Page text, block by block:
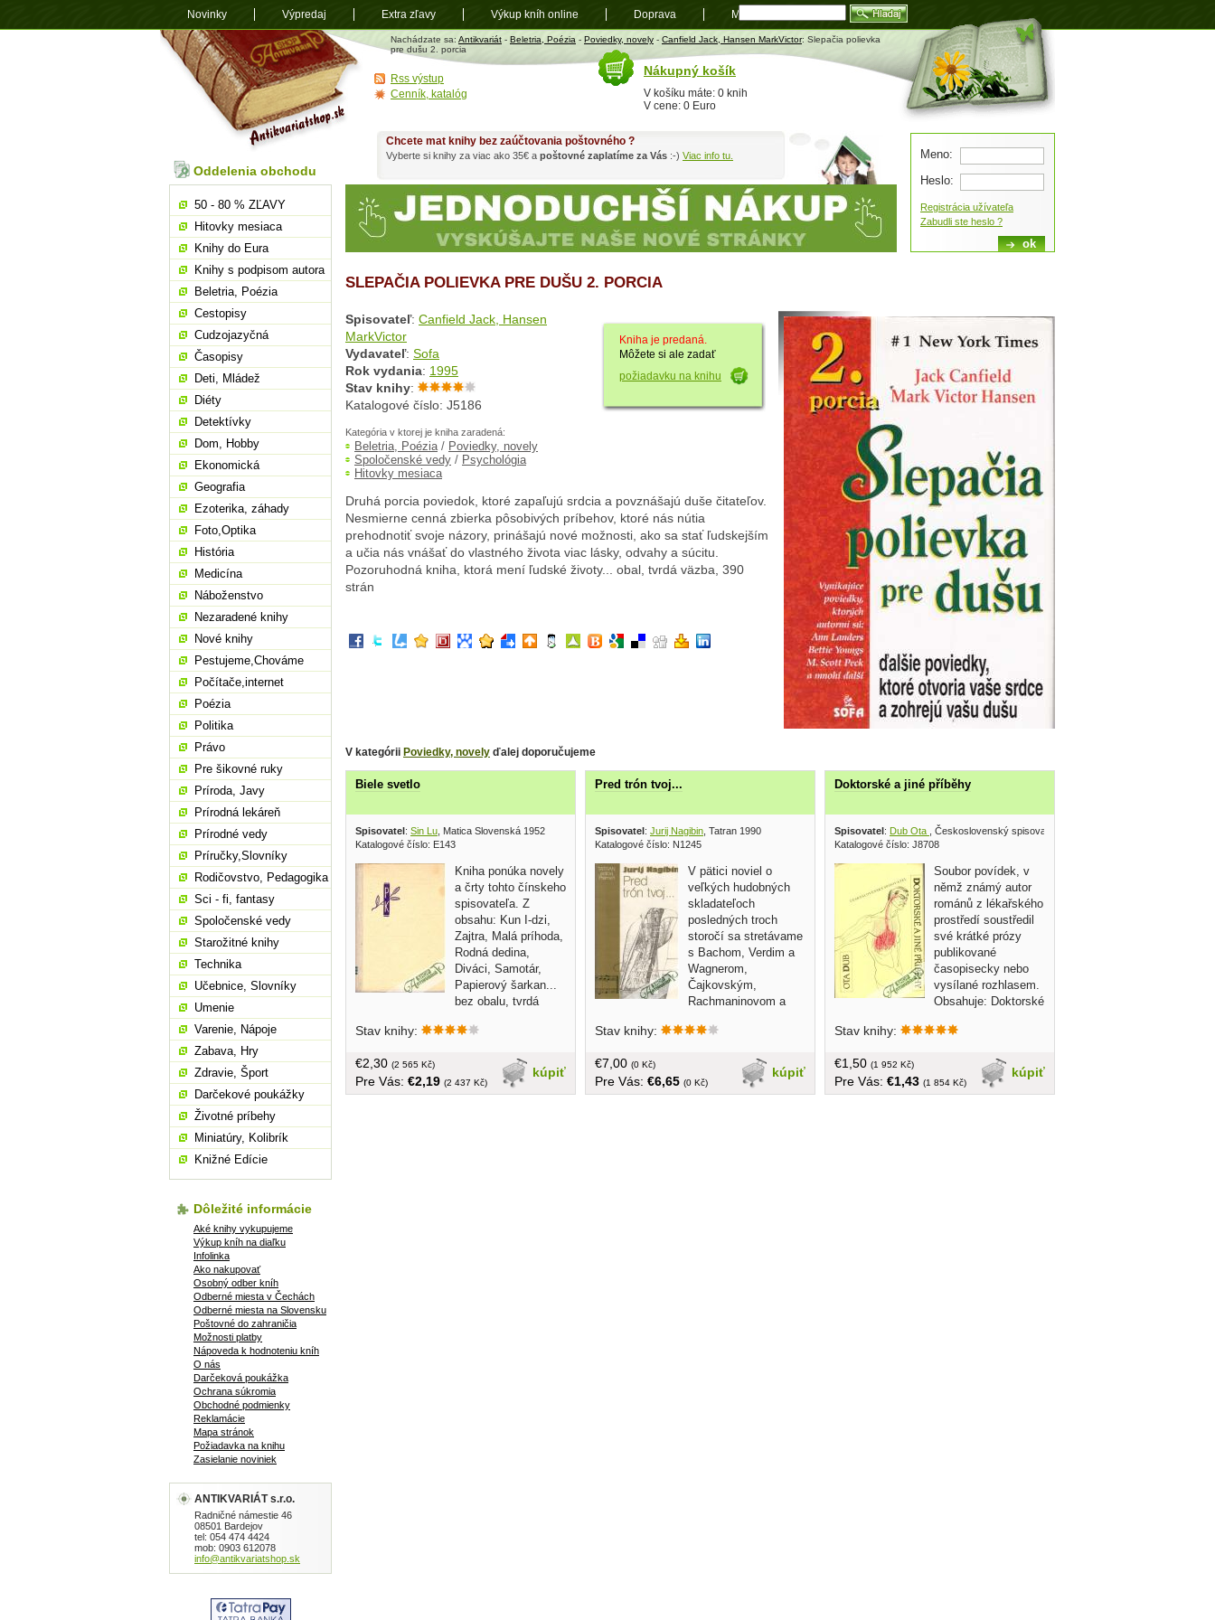
Antikvariát
shop.sk
Nachádzate sa: Antikvariát - Beletria, Poézia - Poviedky, novely - Canfield Jack, Hansen MarkVictor: Slepačia polievka
pre dušu 2. porcia
SLEPAČIA POLIEVKA PRE DUŠU 2. PORCIA
Kniha je predaná.
Môžete si ale zadať
požiadavku na knihu
Spisovateľ: Canfield Jack, Hansen
MarkVictor
Vydavateľ: Sofa
Rok vydania: 1995
Stav knihy:
Katalogové číslo: J5186
Kategória v ktorej je kniha zaradená:
Beletria, Poézia/ Poviedky, novely
Spoločenské vedy / Psychológia
Hitovky mesiaca
Druhá porcia poviedok, ktoré zapaľujú srdcia a povznášajú duše čitateľov.
Nesmierne cenná zbierka pôsobivých príbehov, ktoré nás nútia
prehodnotiť svoje názory, prinášajú nové možnosti, ako sa stať ľudskejším
a učia nás vnášať do vlastného života viac lásky, odvahy a súcitu.
Pozoruhodná kniha, ktorá mení ľudské životy... obal, tvrdá väzba, 390
strán
V kategórii Poviedky, novely ďalej doporučujeme
Biele svetlo
Spisovatel: Sin Lu , Matica Slovenská 1952
Katalogové číslo: E143
Kniha ponúka novely
a črty tohto čínskeho
spisovateľa. Z
obsahu: Kun I-dzi,
Zajtra, Malá príhoda,
Rodná dedina,
Diváci, Samotár,
Papierový šarkan...
bez obalu, tvrdá
Stav knihy:
kúpiť
€2,30 (2 565 Kč)
Pre Vás: €2,19 (2 437 Kč)
Pred trón tvoj...
Spisovatel: Jurij Nagibin , Tatran 1990
Katalogové číslo: N1245
V pätici noviel o
veľkých hudobných
skladateľoch
posledných troch
storočí sa stretávame
s Bachom, Verdim a
Wagnerom,
Čajkovským,
Rachmaninovom a
obalom, 336 strán
Stav knihy:
kúpiť
€7,00 (0 Kč)
Pre Vás: €6,65 (0 Kč)
Doktorské a jiné příběhy
Spisovatel: Dub Ota
, Československý spisovatel 1989
Katalogové číslo: J8708
Soubor povídek, v
němž známý autor
románů z lékařského
prostředí soustředil
své krátké prózy
publikované
časopisecky nebo
vysílané rozhlasem.
Obsahuje: Doktorské
míru, Ohlédnutí do daleké historie...
Stav knihy:
kúpiť
€1,50 (1 952 Kč)
Pre Vás: €1,43 (1 854 Kč)
Chcete mat knihy bez zaúčtovania poštovného ?
Vyberte si knihy za viac ako 35€ a poštovné zaplatíme za Vás :-) Viac info tu.
Oddelenia obchodu
50 - 80 % ZĽAVY
Hitovky mesiaca
Knihy do Eura
Knihy s podpisom autora
Beletria, Poézia
Cestopisy
Cudzojazyčná
Časopisy
Deti, Mládež
Diéty
Detektívky
Dom, Hobby
Ekonomická
Geografia
Ezoterika, záhady
Foto,Optika
História
Medicína
Náboženstvo
Nezaradené knihy
Nové knihy
Pestujeme,Chováme
Počítače,internet
Poézia
Politika
Právo
Pre šikovné ruky
Príroda, Javy
Prírodná lekáreň
Prírodné vedy
Príručky,Slovníky
Rodičovstvo, Pedagogika
Sci - fi, fantasy
Spoločenské vedy
Starožitné knihy
Technika
Učebnice, Slovníky
Umenie
Varenie, Nápoje
Zabava, Hry
Zdravie, Šport
Darčekové poukážky
Životné príbehy
Miniatúry, Kolibrík
Knižné Edície
Dôležité informácie
Aké knihy vykupujeme
Výkup kníh na diaľku
Infolinka
Ako nakupovať
Osobný odber kníh
Odberné miesta v Čechách
Odberné miesta na Slovensku
Poštovné do zahraničia
Možnosti platby
Nápoveda k hodnoteniu kníh
O nás
Darčeková poukážka
Ochrana súkromia
Obchodné podmienky
Reklamácie
Mapa stránok
Požiadavka na knihu
Zasielanie noviniek
ANTIKVARIÁT s.r.o.
Radničné námestie 46
08501 Bardejov
tel: 054 474 4424
mob: 0903 612078
info@antikvariatshop.sk
Meno:
Heslo:
Registrácia užívateľa
Zabudli ste heslo ?
Nákupný košík
V košíku máte: 0 knih
V cene: 0 Euro
Rss výstup
Cenník, katalóg
Novinky Výpredaj Extra zľavy Výkup kníh online Doprava Mapa